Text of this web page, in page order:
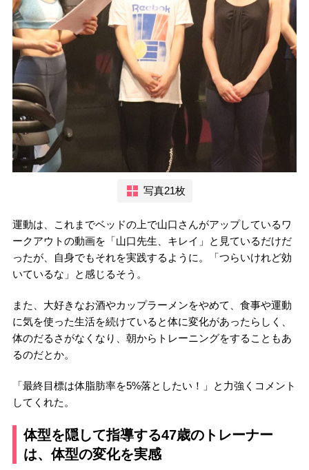
写真21枚
運動は、これまでベッドの上で山口さんがアップしているワ
ークアウトの動画を「山口先生、キレイ」と見ているだけだ
ったが、自身でもそれを実践するように。「つらいけれど効
いているな」と感じるそう。
また、大好きなお酒やカップラーメンをやめて、食事や運動
に気を使った生活を続けていると体に変化があったらしく、
体のだるさがなくなり、朝からトレーニングをすることもあ
るのだとか。
「最終目標は体脂肪率を5%落としたい！」と力強くコメント
してくれた。
体型を隠して指導する47歳のトレーナー
は、体型の変化を実感